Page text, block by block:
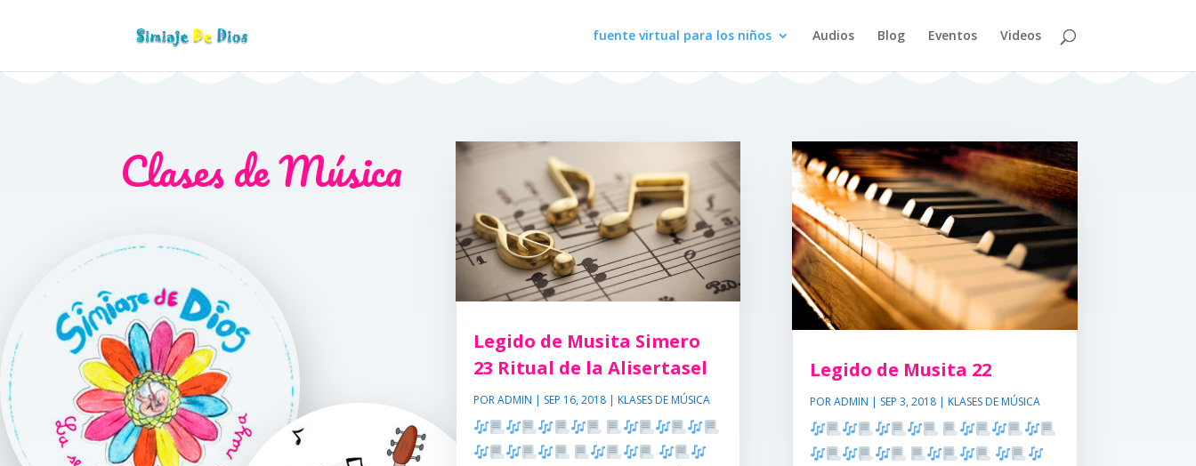
fuente virtual para los niños Audios Blog Eventos Videos
Clases de Música
Legido de Musita Simero
23 Ritual de la Alisertasel
PORADMIN | SEP 16, 2018| KLASES DE MÚSICA
Legido de Musita 22
PORADMIN | SEP 3, 2018| KLASES DE MÚSICA